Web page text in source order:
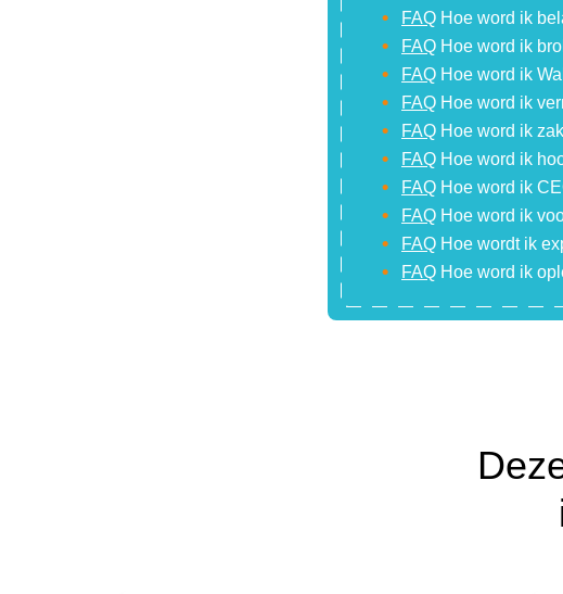
FAQ Hoe word ik
FAQ Hoe word ik
FAQ Hoe word ik
FAQ Hoe word ik
FAQ Hoe word ik
FAQ Hoe word ik
FAQ Hoe word ik
FAQ Hoe word ik
FAQ Hoe wordt ik
FAQ Hoe word ik